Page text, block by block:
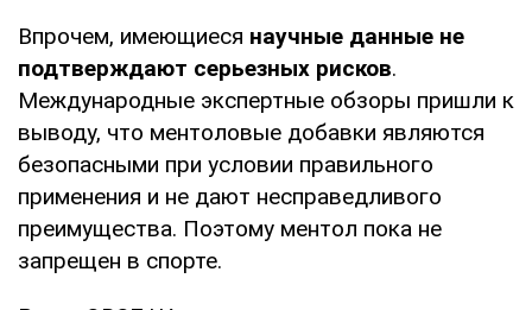
Впрочем, имеющиеся научные данные не
подтверждают серьезных рисков.
Международные экспертные обзоры пришли к
выводу, что ментоловые добавки являются
безопасными при условии правильного
применения и не дают несправедливого
преимущества. Поэтому ментол пока не
запрещен в спорте.